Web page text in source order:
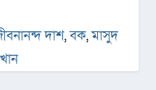
দাশ,বক,মাসুদ